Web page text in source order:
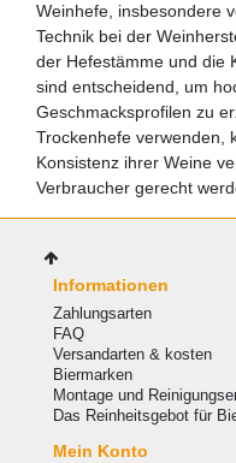
Weinhefe, insbesondere
Technik bei der
der Hefestämme und die
sind entscheidend, um
Geschmacksprofilen zu
Trockenhefe verwenden,
Konsistenz ihrer Weine
Verbraucher gerecht
Informationen
Zahlungsarten
FAQ
Versandarten & kosten
Biermarken
Montage und
Das Reinheitsgebot für
Mein Konto